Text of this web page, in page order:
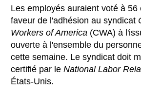
Les employés auraient voté à 56
faveur de l'adhésion au syndicat
Workers of America (CWA) à
ouverte à l'ensemble du
cette semaine. Le syndicat doit
certifié par leNational Labor
États-Unis.